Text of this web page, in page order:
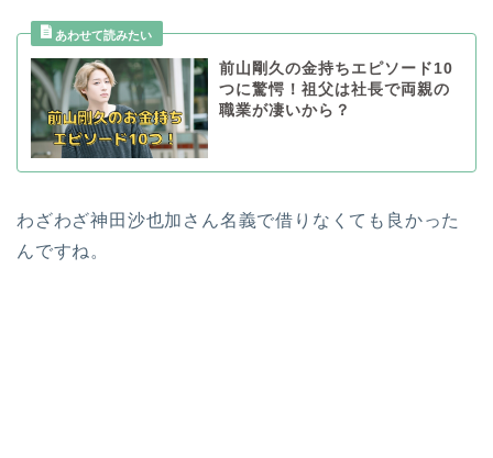
前山剛久の金持ちエピソード10
つに驚愕！祖父は社長で両親の
職業が凄いから？
わざわざ神田沙也加さん名義で借りなくても良かった
んですね。